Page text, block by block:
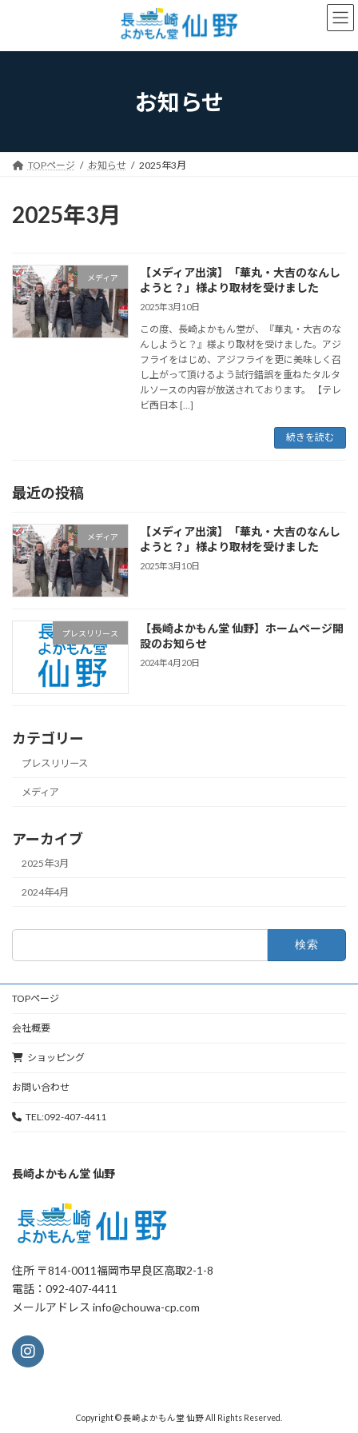
ン
プ
ー
動
お知らせ
TOPページ お知らせ 2025年3月
2025年3月
メディア
【メディア出演】「華丸・大吉のなんし
ようと？」様より取材を受けました
2025年3月10日
この度、長崎よかもん堂が、『華丸・大吉のな
んしようと？』様より取材を受けました。アジ
フライをはじめ、アジフライを更に美味しく召
し上がって頂けるよう試行錯誤を重ねたタルタ
ルソースの内容が放送されております。 【テレ
ビ西日本 […]
続きを読む
最近の投稿
メディア
【メディア出演】「華丸・大吉のなんし
ようと？」様より取材を受けました
2025年3月10日
プレスリリース
【長崎よかもん堂 仙野】ホームページ開
設のお知らせ
2024年4月20日
カテゴリー
プレスリリース
メディア
アーカイブ
2025年3月
2024年4月
TOPページ
会社概要
ショッピング
お問い合わせ
TEL:092-407-4411
長崎よかもん堂 仙野
住所 〒814-0011福岡市早良区高取2-1-8
電話：092-407-4411
メールアドレス info@chouwa-cp.com
Copyright © 長崎よかもん堂 仙野 All Rights Reserved.